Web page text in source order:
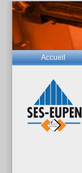
Accueil